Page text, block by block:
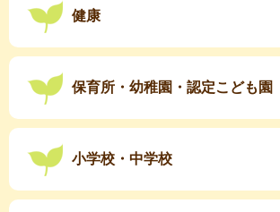
健康
保育所・幼稚園・認定こども園
小学校・中学校